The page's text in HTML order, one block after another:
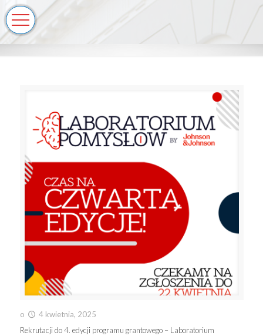
o
4 kwietnia, 2025
Rekrutacji do 4. edycji programu grantowego – Laboratorium